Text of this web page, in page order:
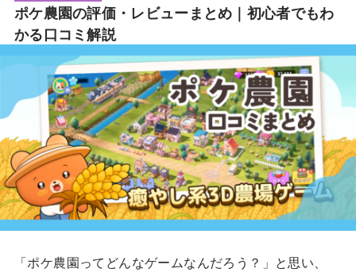
ポケ農園の評価・レビューまとめ｜初心者でもわ
かる口コミ解説
「ポケ農園ってどんなゲームなんだろう？」と思い、